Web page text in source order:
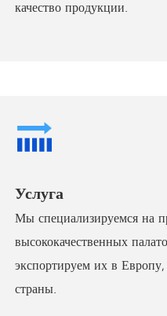
качество продукции.
Услуга
Мы специализируемся на
высококачественных
экспортируем их в
страны.